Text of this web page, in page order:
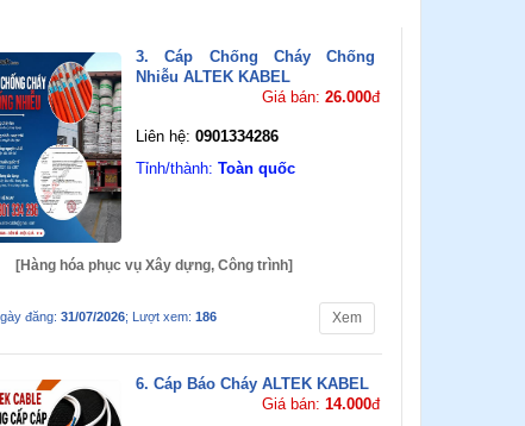
3. Cáp Chống Cháy Chống
Nhiễu ALTEK KABEL
Giá bán:26.000đ
Liên hệ: 0901334286
Tỉnh/thành: Toàn quốc
[Hàng hóa phục vụ Xây dựng, Công trình]
đăng: 31/07/2026; Lượt xem: 186 Xem
6. Cáp Báo Cháy ALTEK KABEL
Giá bán:14.000đ